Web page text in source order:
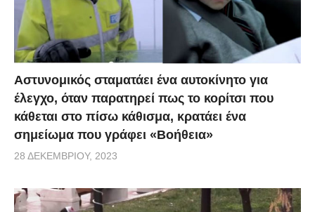
Αστυνομικός σταματάει ένα αυτοκίνητο για
έλεγχο, όταν παρατηρεί πως το κορίτσι που
κάθεται στο πίσω κάθισμα, κρατάει ένα
σημείωμα που γράφει «Βοήθεια»
28 ΔΕΚΕΜΒΡΊΟΥ, 2023